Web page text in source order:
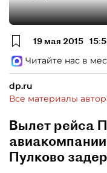
19 мая 2015
Читайте нас в
dp.ru
Все материалы
Вылет рейса
Пулково